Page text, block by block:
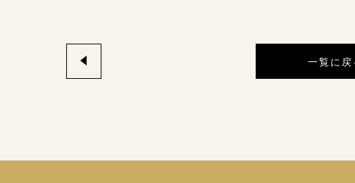
一覧に戻